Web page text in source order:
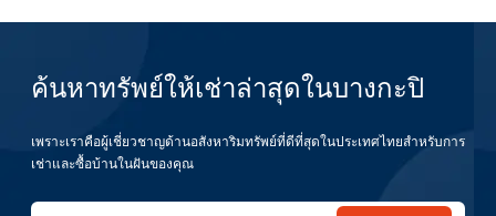
ค้นหาทรัพย์ให้เช่าล่าสุดในบางกะปิ
เพราะเราคือผู้เชี่ยวชาญด้านอสังหาริมทรัพย์ที่ดีที่สุดในประเทศไทยสำหรับการ
เช่าและซื้อบ้านในฝันของคุณ